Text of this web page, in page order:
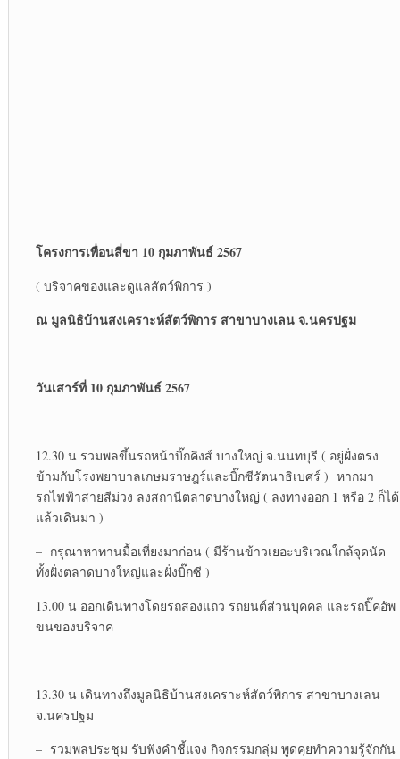
โครงการเพื่อนสี่ขา 10 กุมภาพันธ์ 2567
( บริจาคของและดูแลสัตว์พิการ )
ณ มูลนิธิบ้านสงเคราะห์สัตว์พิการ สาขาบางเลน จ.นครปฐม
วันเสาร์ที่ 10 กุมภาพันธ์ 2567
12.30 น รวมพลขึ้นรถหน้าบิ๊กคิงส์ บางใหญ่ จ.นนทบุรี ( อยู่ฝั่งตรง
ข้ามกับโรงพยาบาลเกษมราษฎร์และบิ๊กซีรัตนาธิเบศร์ ) หากมา
รถไฟฟ้าสายสีม่วง ลงสถานีตลาดบางใหญ่ ( ลงทางออก 1 หรือ 2 ก็ได้
แล้วเดินมา )
– กรุณาหาทานมื้อเที่ยงมาก่อน ( มีร้านข้าวเยอะบริเวณใกล้จุดนัด
ทั้งฝั่งตลาดบางใหญ่และฝั่งบิ๊กซี )
13.00 น ออกเดินทางโดยรถสองแถว รถยนต์ส่วนบุคคล และรถปิ๊คอัพ
ขนของบริจาค
13.30 น เดินทางถึงมูลนิธิบ้านสงเคราะห์สัตว์พิการ สาขาบางเลน
จ.นครปฐม
– รวมพลประชุม รับฟังคำชี้แจง กิจกรรมกลุ่ม พูดคุยทำความรู้จักกัน